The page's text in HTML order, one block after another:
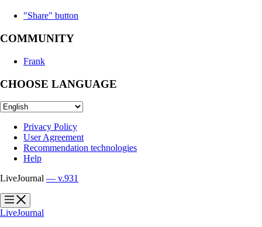
"Share" button
COMMUNITY
Frank
CHOOSE LANGUAGE
Privacy Policy
User Agreement
Recommendation technologies
Help
LiveJournal — v.931
?
?
LiveJournal